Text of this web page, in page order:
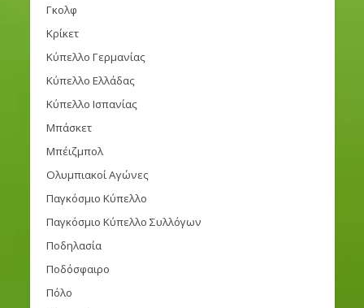
Γκολφ
Κρίκετ
Κύπελλο Γερμανίας
Κύπελλο Ελλάδας
Κύπελλο Ισπανίας
Μπάσκετ
Μπέιζμπολ
Ολυμπιακοί Αγώνες
Παγκόσμιο Κύπελλο
Παγκόσμιο Κύπελλο Συλλόγων
Ποδηλασία
Ποδόσφαιρο
Πόλο